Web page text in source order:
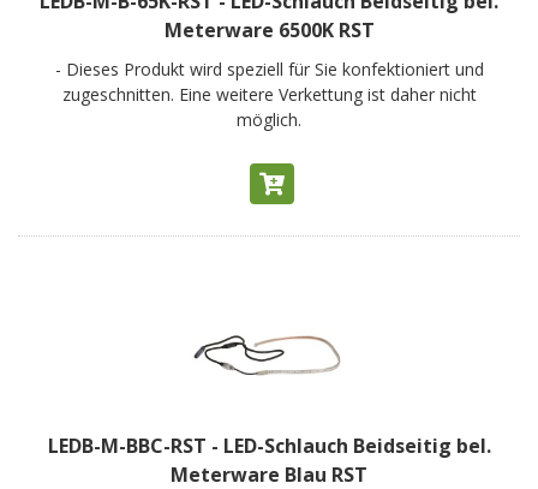
Meterware 6500K RST
- Dieses Produkt wird speziell für Sie konfektioniert und
zugeschnitten. Eine weitere Verkettung ist daher nicht
möglich.
LEDB-M-BBC-RST - LED-Schlauch Beidseitig bel.
Meterware Blau RST